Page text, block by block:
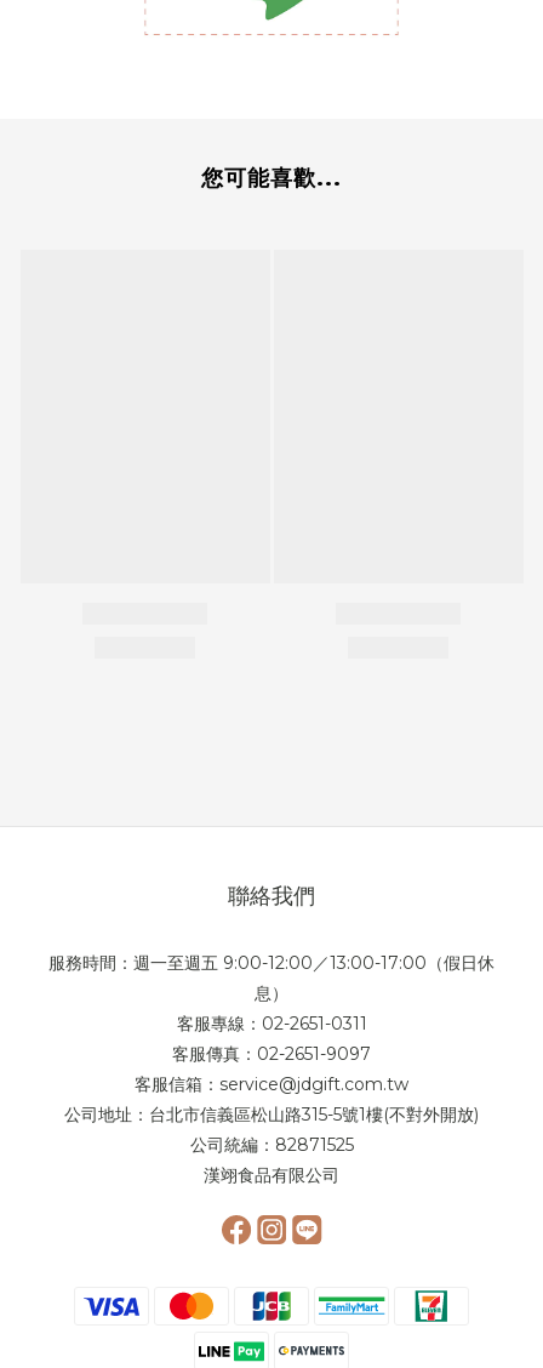
您可能喜歡...
聯絡我們
服務時間：週一至週五 9:00-12:00／13:00-17:00（假日休
息）
客服專線：02-2651-0311
客服傳真：02-2651-9097
客服信箱：service@jdgift.com.tw
公司地址：台北市信義區松山路315-5號1樓(不對外開放)
公司統編：82871525
漢翊食品有限公司